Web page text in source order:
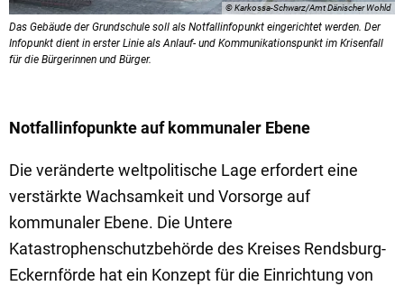
© Karkossa-Schwarz/Amt Dänischer Wohld
Das Gebäude der Grundschule soll als Notfallinfopunkt eingerichtet werden. Der
Infopunkt dient in erster Linie als Anlauf- und Kommunikationspunkt im Krisenfall
für die Bürgerinnen und Bürger.
Notfallinfopunkte auf kommunaler Ebene
Die veränderte weltpolitische Lage erfordert eine
verstärkte Wachsamkeit und Vorsorge auf
kommunaler Ebene. Die Untere
Katastrophenschutzbehörde des Kreises Rendsburg-
Eckernförde hat ein Konzept für die Einrichtung von